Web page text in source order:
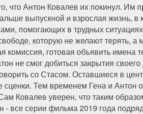
что Антон Ковалев их покинул. Им
выпускной и взрослая жизнь, в
помогающих в трудных
которую не желают терять, а
комиссия, готовая объявить имена
не смог добиться закрытия
со Стасом. Оставшиеся в
Тем временем Гена и Антон
Ковалев уверен, что таким
все серии фильма 2019 года